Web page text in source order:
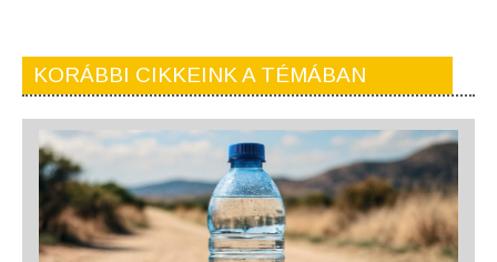
KORÁBBI CIKKEINK A TÉMÁBAN